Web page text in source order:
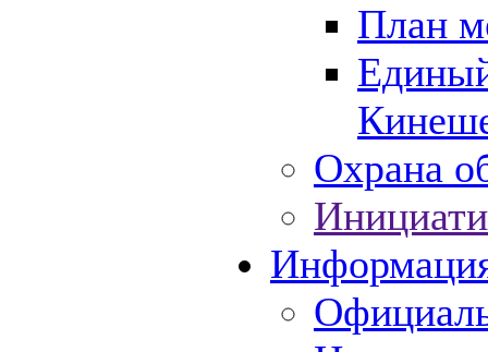
План
Охрана